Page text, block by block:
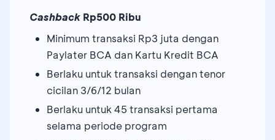
Cashback Rp500 Ribu
Minimum transaksi Rp3 juta dengan
Paylater BCA dan Kartu Kredit BCA
Berlaku untuk transaksi dengan tenor
cicilan 3/6/12 bulan
Berlaku untuk 45 transaksi pertama
selama periode program